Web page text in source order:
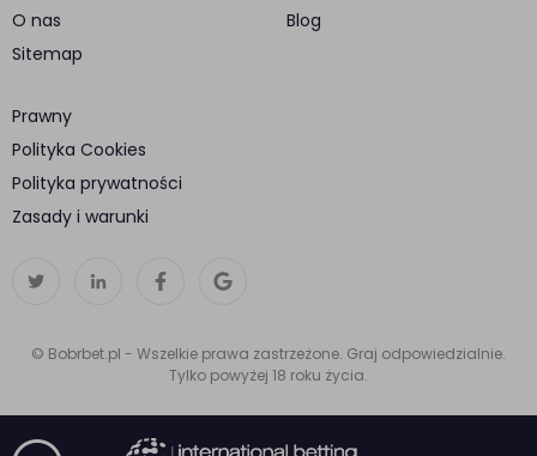
O nas
Sitemap
Blog
Prawny
Polityka Cookies
Polityka prywatności
Zasady i warunki
© Bobrbet.pl - Wszelkie prawa zastrzeżone. Graj odpowiedzialnie.
Tylko powyżej 18 roku życia.